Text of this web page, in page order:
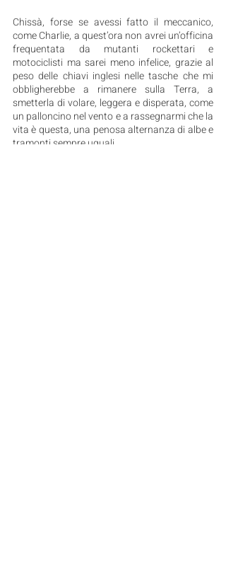
Chissà, forse se avessi fatto il meccanico,
come Charlie, a quest’ora non avrei un’officina
frequentata da mutanti rockettari e
motociclisti ma sarei meno infelice, grazie al
peso delle chiavi inglesi nelle tasche che mi
obbligherebbe a rimanere sulla Terra, a
smetterla di volare, leggera e disperata, come
un palloncino nel vento e a rassegnarmi che la
vita è questa, una penosa alternanza di albe e
tramonti sempre uguali.